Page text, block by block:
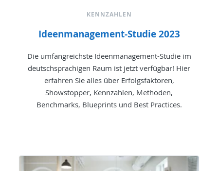
KENNZAHLEN
Ideenmanagement-Studie 2023
Die umfangreichste Ideenmanagement-Studie im
deutschsprachigen Raum ist jetzt verfügbar! Hier
erfahren Sie alles über Erfolgsfaktoren,
Showstopper, Kennzahlen, Methoden,
Benchmarks, Blueprints und Best Practices.